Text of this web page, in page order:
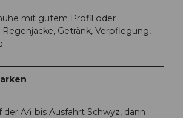
mit gutem Profil oder
Getränk, Verpflegung,
A4 bis Ausfahrt Schwyz, dann